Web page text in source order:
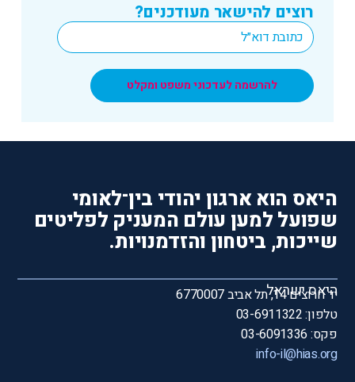
רוצים להישאר מעודכנים?
Email
*
להרשמה לעדכוני משפט ומקלט
היאס הוא ארגון יהודי בין־לאומי
שפועל למען עולם המעניק לפליטים
שייכות, ביטחון והזדמנויות.
היאס ישראל
יד חרוצים 14, תל אביב 6770007
טלפון: 03-6911322
פקס: 03-6091336
info-il@hias.org